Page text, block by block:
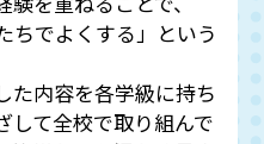
ちでよくする」という
た内容を各学級に持ち
して全校で取り組んで